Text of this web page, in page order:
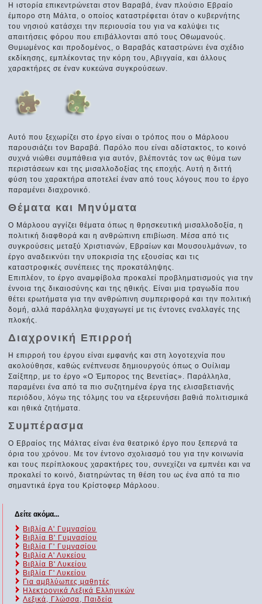
Η ιστορία επικεντρώνεται στον Βαραβά, έναν πλούσιο Εβραίο
έμπορο στη Μάλτα, ο οποίος καταστρέφεται όταν ο κυβερνήτης
του νησιού κατάσχει την περιουσία του για να καλύψει τις
απαιτήσεις φόρου που επιβάλλονται από τους Οθωμανούς.
Θυμωμένος και προδομένος, ο Βαραβάς καταστρώνει ένα σχέδιο
εκδίκησης, εμπλέκοντας την κόρη του, Αβιγγαία, και άλλους
χαρακτήρες σε έναν κυκεώνα συγκρούσεων.
Αυτό που ξεχωρίζει στο έργο είναι ο τρόπος που ο Μάρλοου
παρουσιάζει τον Βαραβά. Παρόλο που είναι αδίστακτος, το κοινό
συχνά νιώθει συμπάθεια για αυτόν, βλέποντάς τον ως θύμα των
περιστάσεων και της μισαλλοδοξίας της εποχής. Αυτή η διττή
φύση του χαρακτήρα αποτελεί έναν από τους λόγους που το έργο
παραμένει διαχρονικό.
Θέματα και Μηνύματα
Ο Μάρλοου αγγίζει θέματα όπως η θρησκευτική μισαλλοδοξία, η
πολιτική διαφθορά και η ανθρώπινη επιβίωση. Μέσα από τις
συγκρούσεις μεταξύ Χριστιανών, Εβραίων και Μουσουλμάνων, το
έργο αναδεικνύει την υποκρισία της εξουσίας και τις
καταστροφικές συνέπειες της προκατάληψης.
Επιπλέον, το έργο αναμφίβολα προκαλεί προβληματισμούς για την
έννοια της δικαιοσύνης και της ηθικής. Είναι μια τραγωδία που
θέτει ερωτήματα για την ανθρώπινη συμπεριφορά και την πολιτική
δομή, αλλά παράλληλα ψυχαγωγεί με τις έντονες εναλλαγές της
πλοκής.
Διαχρονική Επιρροή
Η επιρροή του έργου είναι εμφανής και στη λογοτεχνία που
ακολούθησε, καθώς ενέπνευσε δημιουργούς όπως ο Ουίλιαμ
Σαίξπηρ, με το έργο «Ο Έμπορος της Βενετίας». Παράλληλα,
παραμένει ένα από τα πιο συζητημένα έργα της ελισαβετιανής
περιόδου, λόγω της τόλμης του να εξερευνήσει βαθιά πολιτισμικά
και ηθικά ζητήματα.
Συμπέρασμα
Ο Εβραίος της Μάλτας είναι ένα θεατρικό έργο που ξεπερνά τα
όρια του χρόνου. Με τον έντονο σχολιασμό του για την κοινωνία
και τους περίπλοκους χαρακτήρες του, συνεχίζει να εμπνέει και να
προκαλεί το κοινό, διατηρώντας τη θέση του ως ένα από τα πιο
σημαντικά έργα του Κρίστοφερ Μάρλοου.
Δείτε ακόμα...
Βιβλία Α' Γυμνασίου
Βιβλία Β' Γυμνασίου
Βιβλία Γ' Γυμνασίου
Βιβλία Α' Λυκείου
Βιβλία Β' Λυκείου
Βιβλία Γ' Λυκείου
Για αμβλύωπες μαθητές
Ηλεκτρονικά Λεξικά Ελληνικών
Λεξικά, Γλώσσα, Παιδεία